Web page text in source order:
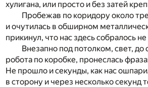
хулигана, или просто и без затей
Пробежав по коридору около
и очутилась в обширном
прикинул, что нас здесь собралось
Внезапно под потолком, свет,
робота по коробке, пронеслась
Не прошло и секунды, как нас
в сторону и через несколько секунд